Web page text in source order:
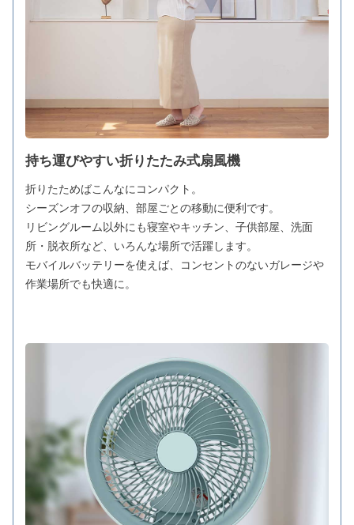
持ち運びやすい折りたたみ式扇風機
折りたためばこんなにコンパクト。
シーズンオフの収納、部屋ごとの移動に便利です。
リビングルーム以外にも寝室やキッチン、子供部屋、洗面
所・脱衣所など、いろんな場所で活躍します。
モバイルバッテリーを使えば、コンセントのないガレージや
作業場所でも快適に。